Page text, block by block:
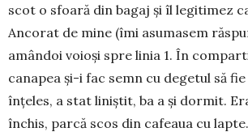
scot o sfoară din bagaj și îl legitimez
Ancorat de mi­ne (îmi asumasem
amândoi voioși spre linia 1. În
canapea și-i fac semn cu degetul să
înțeles, a stat liniștit, ba a și dormit.
închis, parcă scos din ca­feaua cu